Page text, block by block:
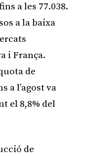
a les 77.038.
a la baixa
i França.
de
a l’agost va
el 8,8% del
de